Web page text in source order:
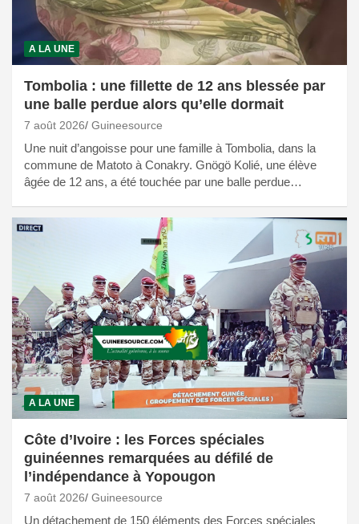
A LA UNE
Tombolia : une fillette de 12 ans blessée par
une balle perdue alors qu’elle dormait
7 août 2026 Guineesource
Une nuit d’angoisse pour une famille à Tombolia, dans la
commune de Matoto à Conakry. Gnögö Kolié, une élève
âgée de 12 ans, a été touchée par une balle perdue…
A LA UNE
Côte d’Ivoire : les Forces spéciales
guinéennes remarquées au défilé de
l’indépendance à Yopougon
7 août 2026 Guineesource
Un détachement de 150 éléments des Forces spéciales